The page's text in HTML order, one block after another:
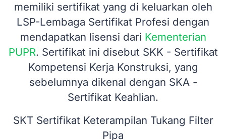
memiliki sertifikat yang di keluarkan oleh
LSP-Lembaga Sertifikat Profesi dengan
mendapatkan lisensi dari Kementerian
PUPR. Sertifikat ini disebut SKK - Sertifikat
Kompetensi Kerja Konstruksi, yang
sebelumnya dikenal dengan SKA -
Sertifikat Keahlian.
SKT Sertifikat Keterampilan Tukang Filter
Pipa